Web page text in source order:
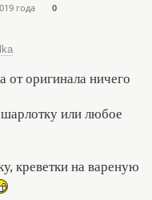
года 0
от оригинала ничего
или любое
креветки на вареную